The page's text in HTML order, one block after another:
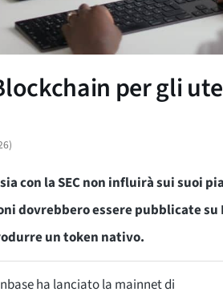
per gli
)
con la SEC non influirà sui suoi
dovrebbero essere pubblicate su
un token nativo.
ha lanciato la mainnet di